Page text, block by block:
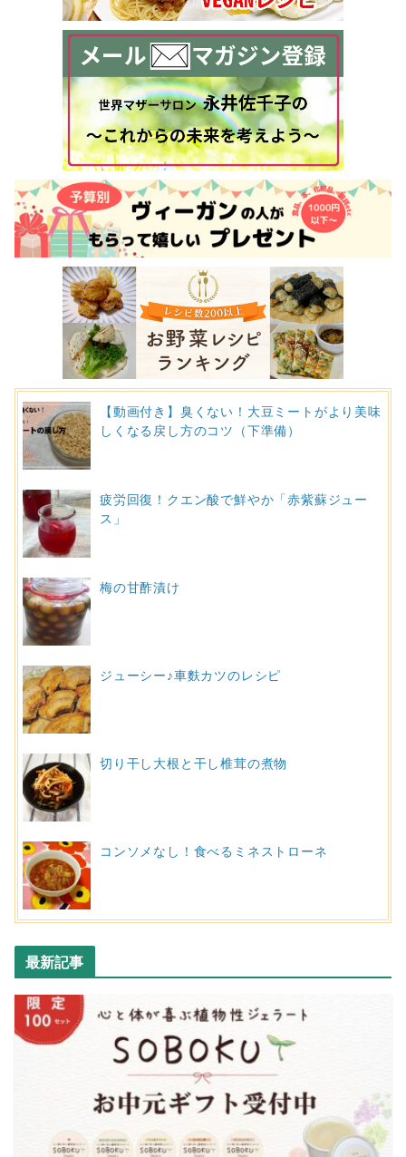
【動画付き】臭くない！大豆ミートがより美味
しくなる戻し方のコツ（下準備）
疲労回復！クエン酸で鮮やか「赤紫蘇ジュー
ス」
梅の甘酢漬け
ジューシー♪車麩カツのレシピ
切り干し大根と干し椎茸の煮物
コンソメなし！食べるミネストローネ
最新記事